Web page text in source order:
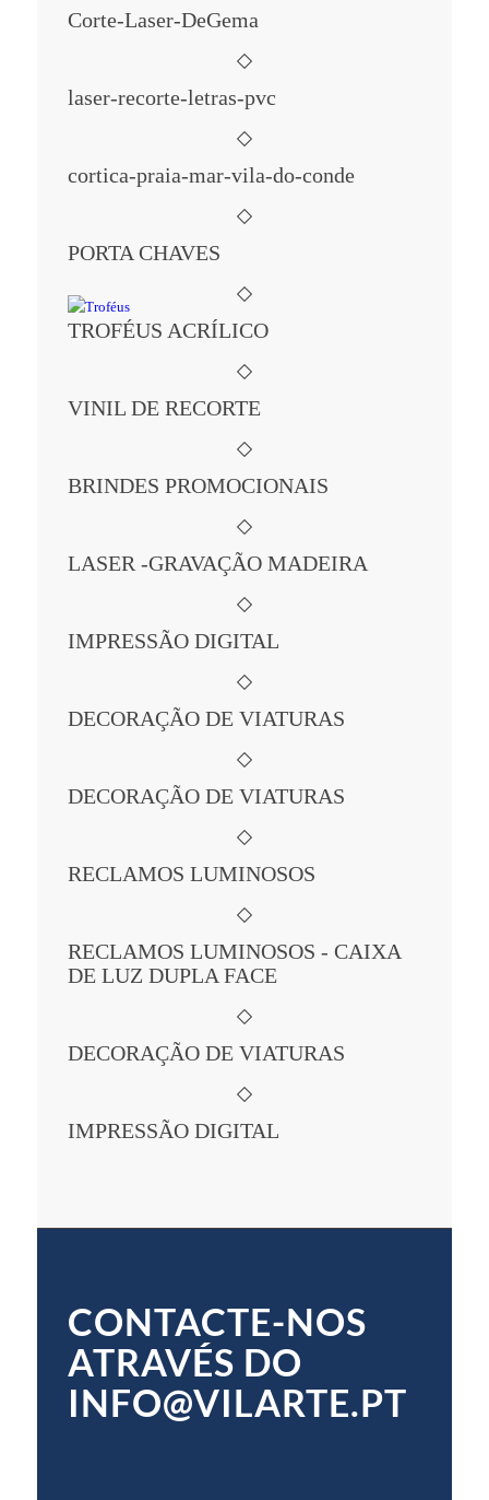
Corte-Laser-DeGema
laser-recorte-letras-pvc
cortica-praia-mar-vila-do-conde
PORTA CHAVES
TROFÉUS ACRÍLICO
VINIL DE RECORTE
BRINDES PROMOCIONAIS
LASER -GRAVAÇÃO MADEIRA
IMPRESSÃO DIGITAL
DECORAÇÃO DE VIATURAS
DECORAÇÃO DE VIATURAS
RECLAMOS LUMINOSOS
RECLAMOS LUMINOSOS - CAIXA
DE LUZ DUPLA FACE
DECORAÇÃO DE VIATURAS
IMPRESSÃO DIGITAL
CONTACTE-NOS
ATRAVÉS DO
INFO@VILARTE.PT